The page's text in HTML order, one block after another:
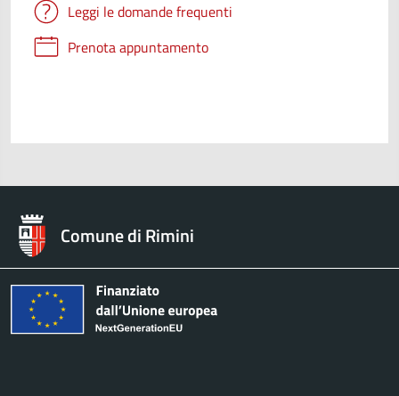
Leggi le domande frequenti
Prenota appuntamento
Comune di Rimini